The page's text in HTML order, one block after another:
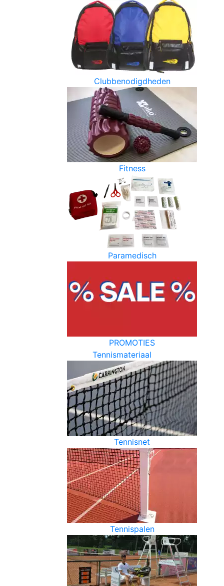
Clubbenodigdheden
Fitness
Paramedisch
PROMOTIES
Tennismateriaal
Tennisnet
Tennispalen